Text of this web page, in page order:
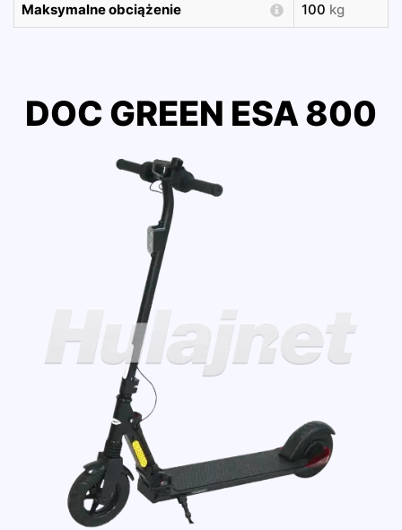
Maksymalne obciążenie 100 kg
DOC GREEN ESA 800